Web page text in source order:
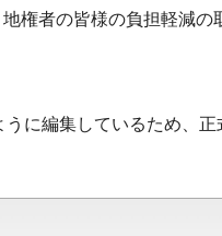
権者の皆様の負担軽減
に編集しているため、正